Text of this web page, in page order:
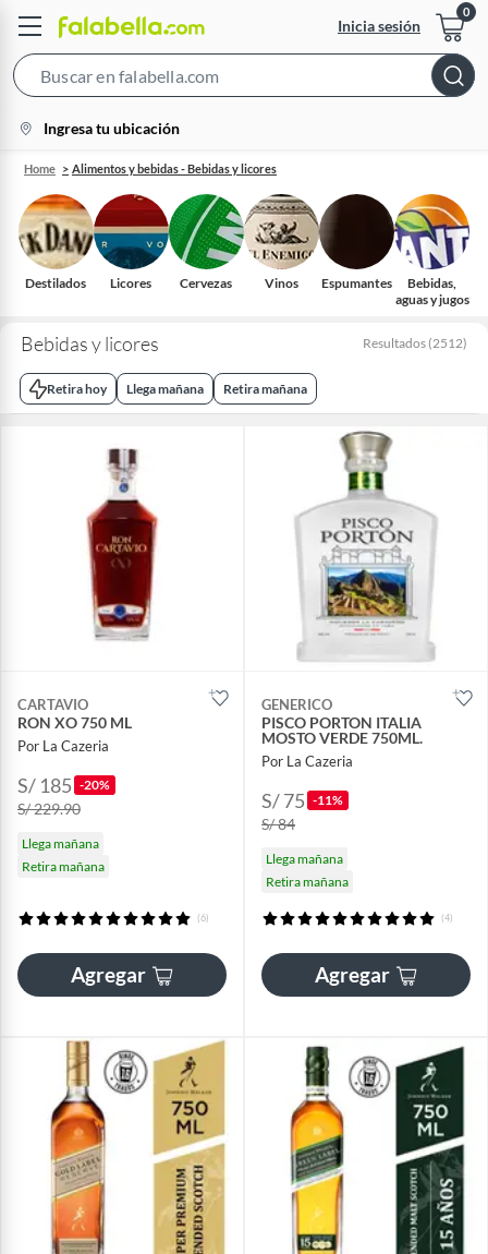
Inicia sesión
Bar
location-
icon
Ingresa tu ubicación
Home Alimentos y bebidas - Bebidas y licores
Destilados Licores Cervezas Vinos Espumantes
Bebidas,
aguas y jugos
Bebidas y licores Resultados (2512)
Retira hoy Llega mañana Retira mañana
CARTAVIO
RON XO 750 ML
Por La Cazeria
S/ 185 -20%
S/ 229.90
Llega mañana
Retira mañana
(6)
Agregar
GENERICO
PISCO PORTON ITALIA
MOSTO VERDE 750ML.
Por La Cazeria
S/ 75 -11%
S/ 84
Llega mañana
Retira mañana
(4)
Agregar